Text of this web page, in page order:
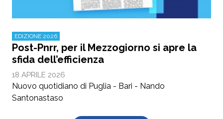
EDIZIONE 2026
Post-Pnrr, per il Mezzogiorno si apre la
sfida dell’efficienza
18 APRILE 2026
Nuovo quotidiano di Puglia - Bari - Nando
Santonastaso